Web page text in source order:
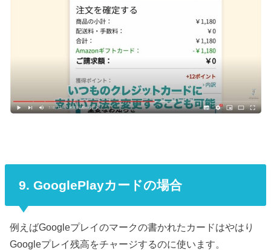
9. GooglePlayカードの場合
例えばGoogleプレイのマークの書かれたカードはやはり
Googleプレイ残高をチャージするのに使います。